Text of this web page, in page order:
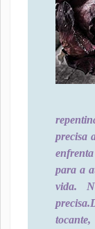
precisa
para a
vida.
precisa.